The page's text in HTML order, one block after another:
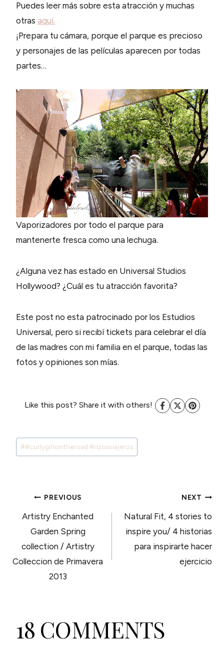
Puedes leer más sobre esta atracción y muchas
otras aquí.
¡Prepara tu cámara, porque el parque es precioso
y personajes de las películas aparecen por todas
partes…
Vaporizadores por todo el parque para
mantenerte fresca como una lechuga.
¿Alguna vez has estado en Universal Studios
Hollywood? ¿Cuál es tu atracción favorita?
Este post no esta patrocinado por los Estudios
Universal, pero si recibí tickets para celebrar el día
de las madres con mi familia en el parque, todas las
fotos y opiniones son mías.
Like this post? Share it with others!
Post
Tags:
##curlygirlontheroad #rizosviajeros
POST
NAVIGATION
PREVIOUS
Artistry Enchanted
Garden Spring
collection / Artistry
Colleccion de Primavera
2013
NEXT
Natural Fit, 4 stories to
inspire you/ 4 historias
para inspirarte hacer
ejercicio
18 COMMENTS